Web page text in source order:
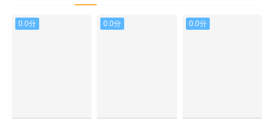
0.0分 0.0分 0.0分